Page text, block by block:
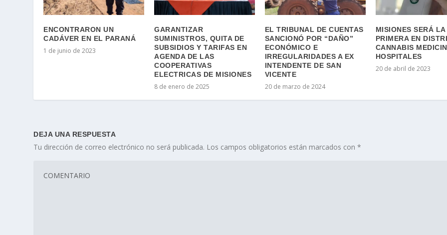
ENCONTRARON UN
CADÁVER EN EL PARANÁ
1 de junio de 2023
GARANTIZAR
SUMINISTROS, QUITA DE
SUBSIDIOS Y TARIFAS EN
AGENDA DE LAS
COOPERATIVAS
ELECTRICAS DE MISIONES
8 de enero de 2025
EL TRIBUNAL DE CUENTAS
SANCIONÓ POR “DAÑO”
ECONÓMICO E
IRREGULARIDADES A EX
INTENDENTE DE SAN
VICENTE
20 de marzo de 2024
MISIONES SERÁ LA
PRIMERA EN
CANNABIS
HOSPITALES
20 de abril de 2023
DEJA UNA RESPUESTA
Tu dirección de correo electrónico no será publicada. Los campos obligatorios están marcados con*